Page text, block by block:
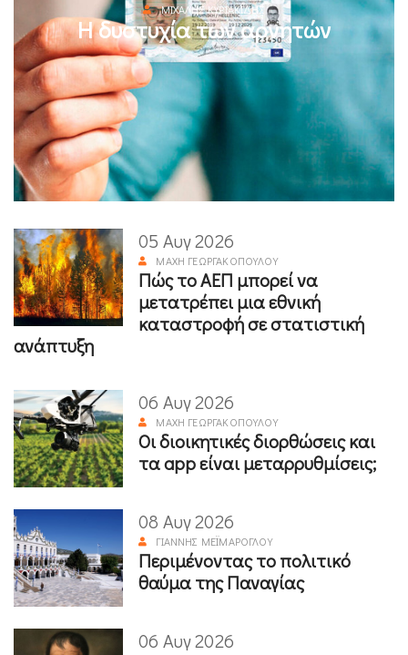
ΜΙΧΆΛΗΣ ΚΥΡΙΑΚΊΔΗΣ
Η δυστυχία των αρνητών
05 Αυγ 2026
ΜΆΧΗ ΓΕΩΡΓΑΚΟΠΟΎΛΟΥ
Πώς το ΑΕΠ μπορεί να
μετατρέπει μια εθνική
καταστροφή σε στατιστική
ανάπτυξη
06 Αυγ 2026
ΜΆΧΗ ΓΕΩΡΓΑΚΟΠΟΎΛΟΥ
Οι διοικητικές διορθώσεις και
τα app είναι μεταρρυθμίσεις;
08 Αυγ 2026
ΓΙΆΝΝΗΣ ΜΕΪΜΆΡΟΓΛΟΥ
Περιμένοντας το πολιτικό
θαύμα της Παναγίας
06 Αυγ 2026